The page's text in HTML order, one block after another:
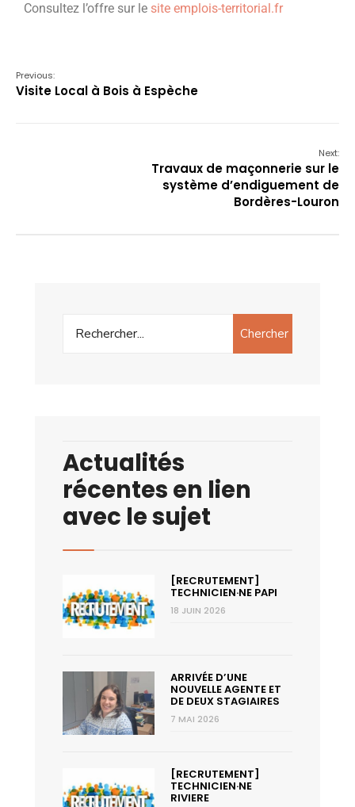
Consultez l’offre sur le site emplois-territorial.fr
Previous:
Visite Local à Bois à Espèche
Next:
Travaux de maçonnerie sur le
système d’endiguement de
Bordères-Louron
Chercher
Actualités
récentes en lien
avec le sujet
[RECRUTEMENT]
TECHNICIEN·NE PAPI
18 JUIN 2026
ARRIVÉE D’UNE
NOUVELLE AGENTE ET
DE DEUX STAGIAIRES
7 MAI 2026
[RECRUTEMENT]
TECHNICIEN·NE
RIVIERE